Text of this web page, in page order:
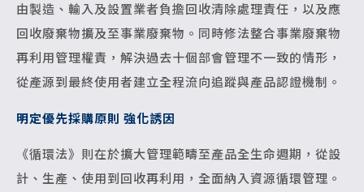
由製造、輸入及設置業者負擔回收清除處理責任，以及應
回收廢棄物擴及至事業廢棄物。同時修法整合事業廢棄物
再利用管理權責，解決過去十個部會管理不一致的情形，
從產源到最終使用者建立全程流向追蹤與產品認證機制。
明定優先採購原則 強化誘因
《循環法》則在於擴大管理範疇至產品全生命週期，從設
計、生產、使用到回收再利用，全面納入資源循環管理。